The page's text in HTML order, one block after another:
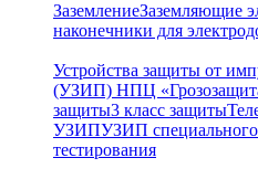
ЗаземлениеЗаземляющие
наконечники для
Устройства защиты от
(УЗИП) НПЦ
защиты3 класс защиты
УЗИПУЗИП специального
тестирования